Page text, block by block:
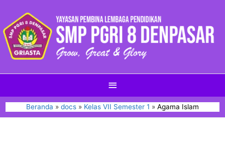
Beranda docs Kelas VII Semester 1 Agama Islam